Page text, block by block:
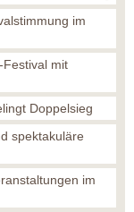
im
Festival mit
Doppelsieg
spektakuläre
im